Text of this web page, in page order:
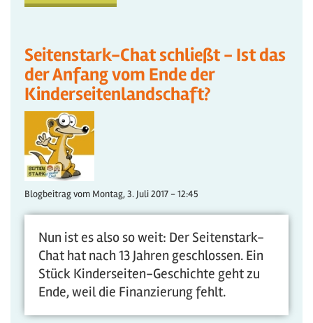
Seitenstark-Chat schließt - Ist das
der Anfang vom Ende der
Kinderseitenlandschaft?
Blogbeitrag vom Montag, 3. Juli 2017 - 12:45
Nun ist es also so weit: Der Seitenstark-
Chat hat nach 13 Jahren geschlossen. Ein
Stück Kinderseiten-Geschichte geht zu
Ende, weil die Finanzierung fehlt.